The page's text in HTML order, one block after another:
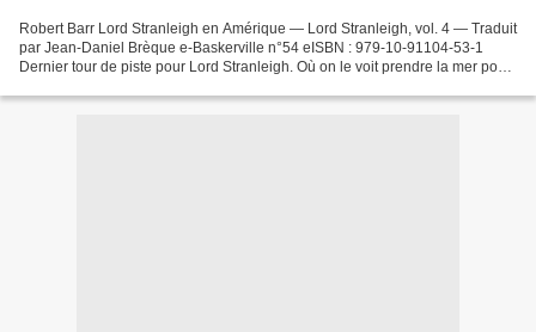
Robert Barr Lord Stranleigh en Amérique — Lord Stranleigh, vol. 4 — Traduit
par Jean-Daniel Brèque e-Baskerville n°54 eISBN : 979-10-91104-53-1
Dernier tour de piste pour Lord Stranleigh. Où on le voit prendre la mer pour